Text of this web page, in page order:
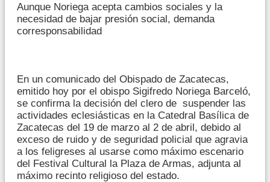
Aunque Noriega acepta cambios sociales y la
necesidad de bajar presión social, demanda
corresponsabilidad
En un comunicado del Obispado de Zacatecas,
emitido hoy por el obispo Sigifredo Noriega Barceló,
se confirma la decisión del clero de suspender las
actividades eclesiásticas en la Catedral Basílica de
Zacatecas del 19 de marzo al 2 de abril, debido al
exceso de ruido y de seguridad policial que agravia
a los feligreses al usarse como máximo escenario
del Festival Cultural la Plaza de Armas, adjunta al
máximo recinto religioso del estado.